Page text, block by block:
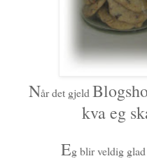
Når det gjeld
kva eg
Eg blir veldig